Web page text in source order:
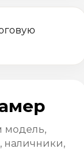
модель,
наличники,